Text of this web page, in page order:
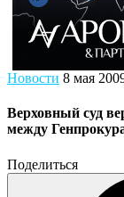
Новости 8 мая
Верховный суд
между
Поделиться